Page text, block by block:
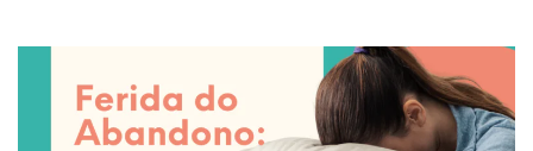
LEIA O POST COMPLETO